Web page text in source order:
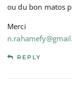
ou du bon matos
Merci
REPLY